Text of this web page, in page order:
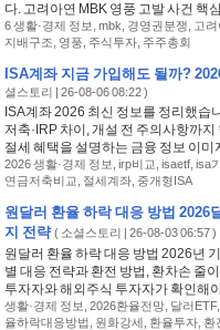
다. 고려아연 MBK 영풍 고발 사건 핵
6 생활·경제 정보 mbk 경영권분쟁 고
지배구조 영풍 주식투자, 주주총회
ISA계좌 지금 가입해도 될까?
셜스토리 | 26-08-06 08:22 )
ISA계좌 2026 최신 정보를 정리했습
저축·IRP 차이, 개설 전 주의사항까
절세 혜택을 설명하는 금융 정보 이
2026 생활·경제 정보 irp비교 isaetf, isa
연금저축비교 절세계좌, 중개형ISA
원달러 환율 하락 대응 방법 2026
지 전략 ( 소셜스토리 | 26-08-03 06:57 )
원달러 환율 하락 대응 방법 2026년
별 대응 전략과 환전 방법, 환차손 줄
투자자와 해외주식 투자자가 확인해
생활·경제 정보 2026환율전망, 달러ETF,
율하락대응방법 원화강세 환율투자, 환